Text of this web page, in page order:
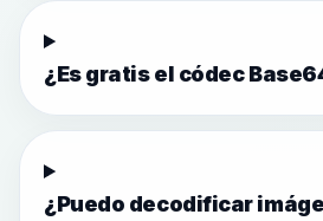
¿Es gratis el códec
¿Puedo decodificar